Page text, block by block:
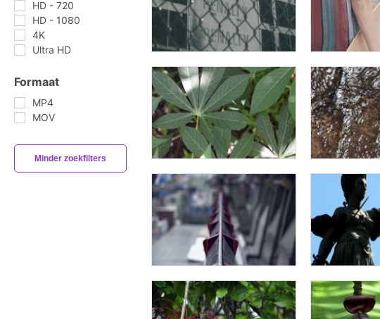
HD - 720
HD - 1080
4K
Ultra HD
Formaat
MP4
MOV
Minder zoekfilters